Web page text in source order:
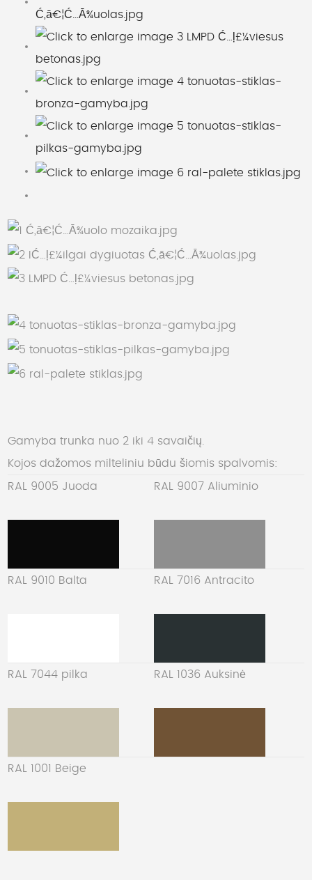
Gamyba trunka nuo 2 iki 4 savaičių.
Kojos dažomos milteliniu būdu šiomis spalvomis:
RAL 9005 Juoda RAL 9007 Aliuminio
RAL 9010 Balta RAL 7016 Antracito
RAL 7044 pilka RAL 1036 Auksinė
RAL 1001 Beige